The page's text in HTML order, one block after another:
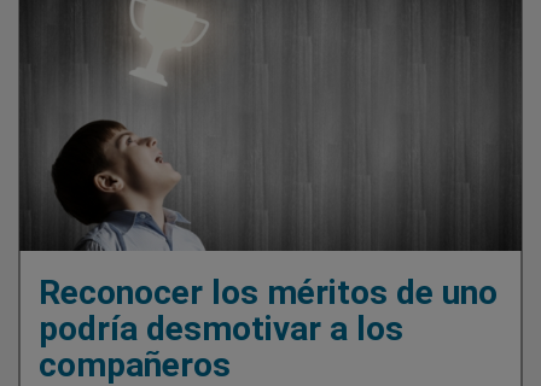
Reconocer los méritos de uno
podría desmotivar a los
compañeros